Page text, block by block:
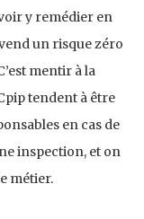
y remédier en
un risque zéro
mentir à la
tendent à être
en cas de
inspection, et on
métier.